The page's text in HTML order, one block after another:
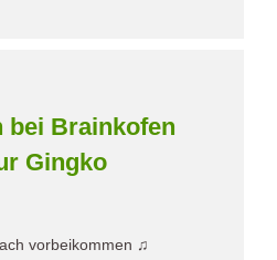
bei Brainkofen
Gingko
vorbeikommen ♫